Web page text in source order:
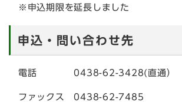
※申込期限を延長しました
申込・問い合わせ先
電話 0438-62-3428(直通）
ファックス 0438-62-7485